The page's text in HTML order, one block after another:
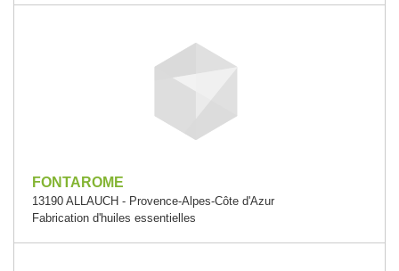
FONTAROME
13190 ALLAUCH - Provence-Alpes-Côte d'Azur
Fabrication d'huiles essentielles